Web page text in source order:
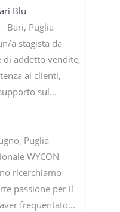
Blu
- Bari, Puglia
a stagista da
addetto vendite,
ai clienti,
sul...
Puglia
WYCON
ricerchiamo
passione per il
frequentato...